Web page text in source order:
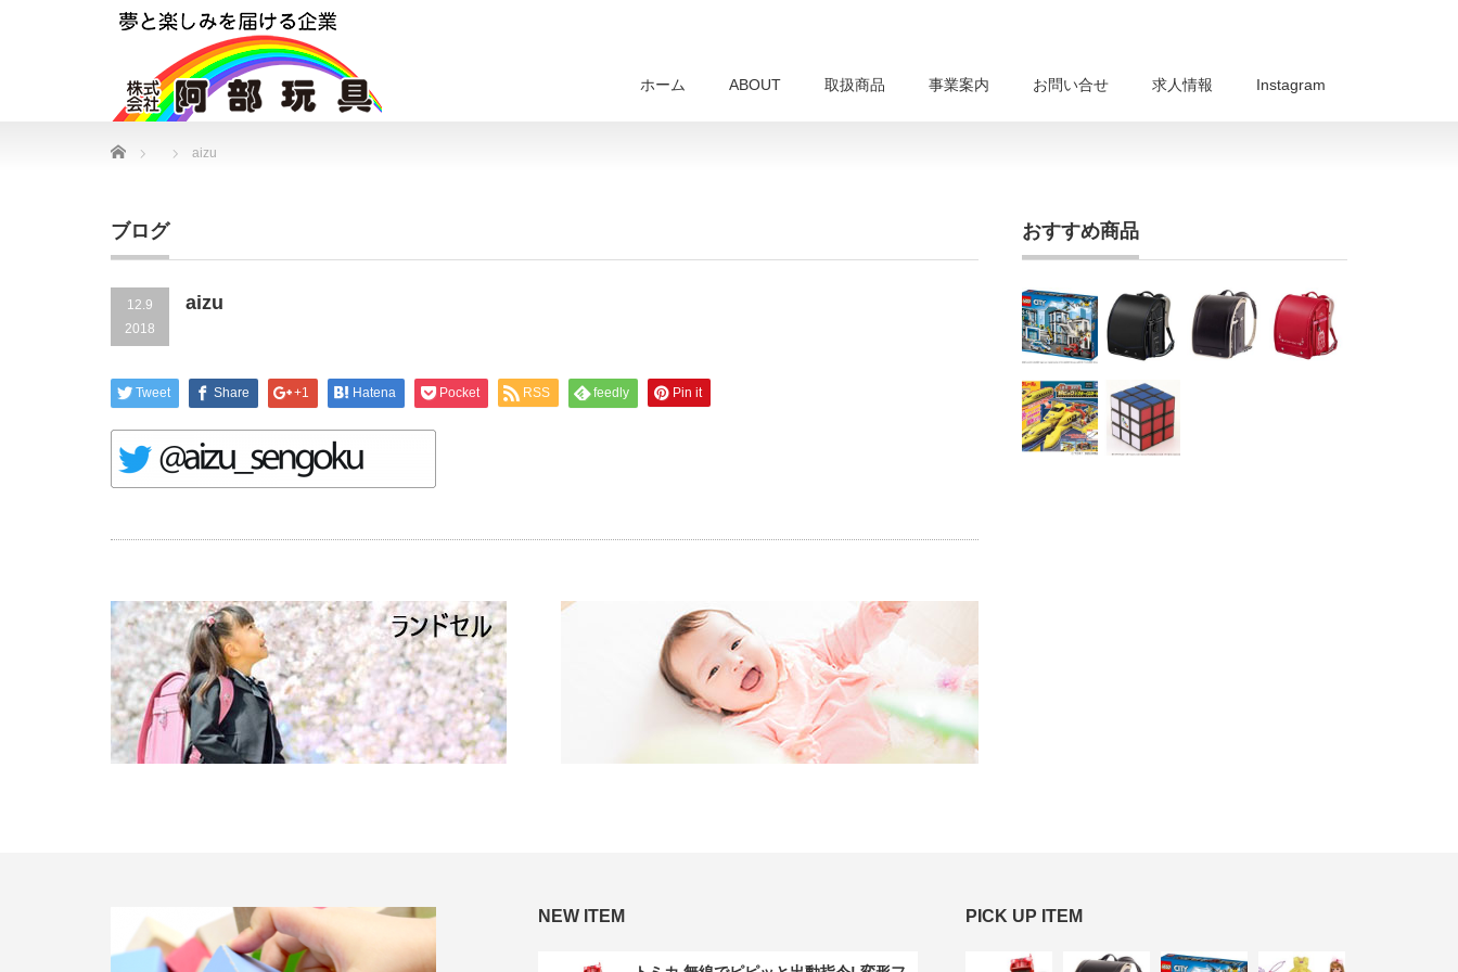
ホーム ABOUT 取扱商品 事業案内 お問い合せ 求人情報 Instagram
Home aizu
ブログ
12.9
2018
aizu
Tweet Share +1 Hatena Pocket RSS feedly Pin it
おすすめ商品
NEW ITEM PICK UP ITEM